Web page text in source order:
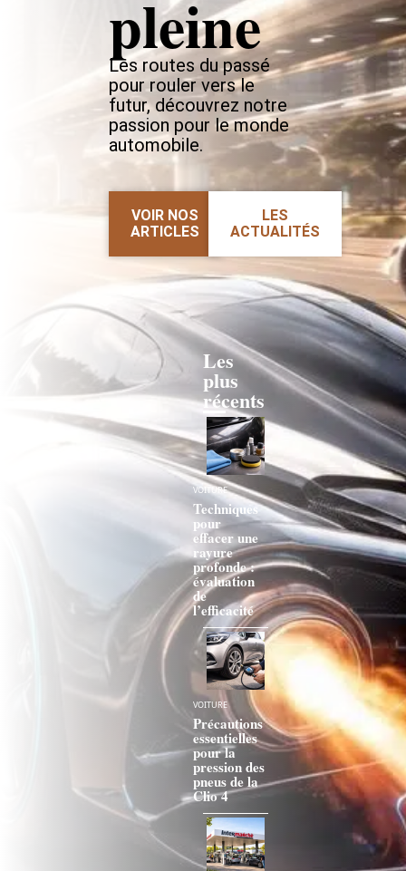
pleine
Les routes du passé
pour rouler vers le
futur, découvrez notre
passion pour le monde
automobile.
VOIR NOS
ARTICLES
LES
ACTUALITÉS
Les
plus
récents
VOITURE
Techniques
pour
effacer une
rayure
profonde :
évaluation
de
l’efficacité
VOITURE
Précautions
essentielles
pour la
pression des
pneus de la
Clio 4